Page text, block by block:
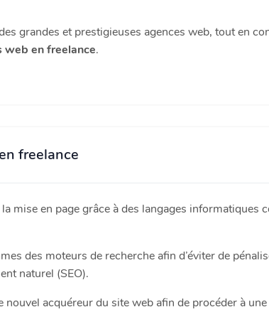
grandes et prestigieuses agences web, tout en
web en freelance.
freelance
mise en page grâce à des langages informatiques
des moteurs de recherche afin d’éviter de
naturel (SEO).
acquéreur du site web afin de procéder à